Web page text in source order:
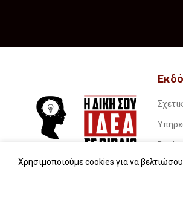
Book
Χρησιμοποιούμε cookies για να